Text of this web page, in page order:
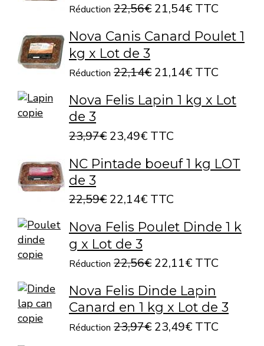
Réduction 22,56€ 21,54€ TTC
Nova Canis Canard Poulet 1
kg x Lot de 3
Réduction 22,14€ 21,14€ TTC
Nova Felis Lapin 1 kg x Lot
de 3
23,97€ 23,49€ TTC
NC Pintade boeuf 1 kg LOT
de 3
22,59€ 22,14€ TTC
Nova Felis Poulet Dinde 1 k
g x Lot de 3
Réduction 22,56€ 22,11€ TTC
Nova Felis Dinde Lapin
Canard en 1 kg x Lot de 3
Réduction 23,97€ 23,49€ TTC